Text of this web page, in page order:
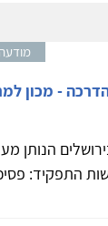
- מכון
הנותן
התפקיד: